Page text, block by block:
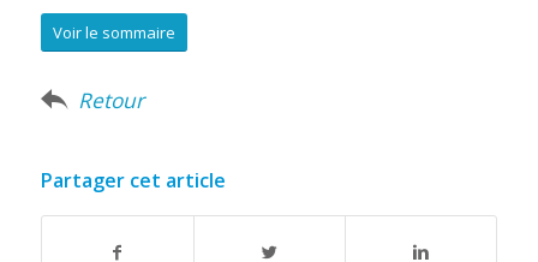
Voir le sommaire
Retour
Partager cet article